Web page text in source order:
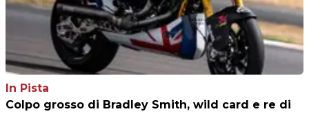
In Pista
Colpo grosso di Bradley Smith, wild card e re di